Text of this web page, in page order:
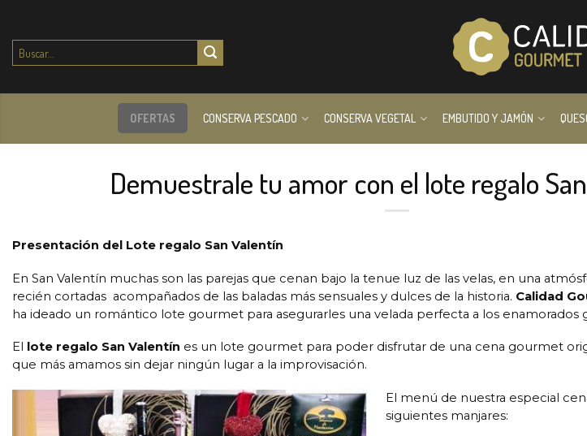
Buscar
por:
OFERTAS CONSERVA PESCADO CONSERVA VEGETAL EMBUTIDO Y JAMÓN
Demuestrale tu amor con el lote regalo
Presentación del Lote regalo San Valentín
En San Valentín muchas son las parejas que cenan bajo la tenue luz de las velas, en una
recién cortadas acompañados de las baladas más sensuales y dulces de la historia. Calidad
ha ideado un romántico lote gourmet para asegurarles una velada perfecta a los enamorados
El lote regalo San Valentín es un lote gourmet para poder disfrutar de una cena gourmet
que más amamos sin dejar ningún lugar a la improvisación.
El menú de nuestra especial
siguientes manjares: